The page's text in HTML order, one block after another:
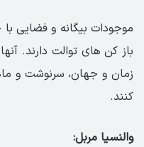
موجودات بیگانه و فضایی
باز کن های توالت دارند.
زمان و جهان، سرنوشت و
کنند.
والنسیا مربل: